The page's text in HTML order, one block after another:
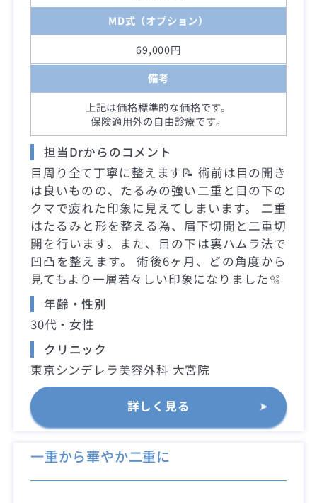
MD式（オプション）
69,000円
備考
上記は価格標準的な価格です。
保険適用外の自由診療です。
担当Drからのコメント
目周り全て丁寧に整えます📝 術前は目の開き
は良いものの、たるみの強い二重と目の下の
クマで疲れた印象に見えてしまいます。 二重
はたるみと形を整える為、眉下切開と二重切
開を行います。また、目の下は裏ハムラ法で
凹凸を整えます。 術後6ヶ月、どの角度から
見てもより一層若々しい印象になりました🫧
年齢・性別
30代・女性
クリニック
東京シンデレラ美容外科 大宮院
詳しく見る
一重から華やか二重に